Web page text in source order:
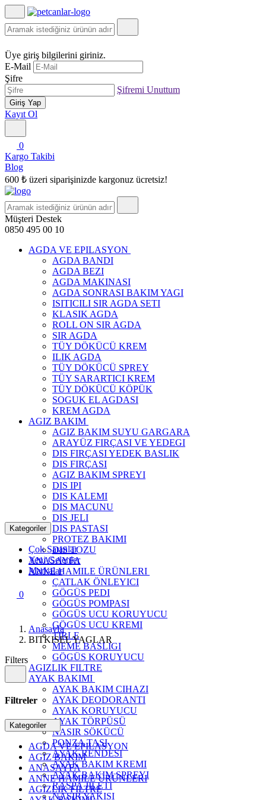
Üye giriş bilgilerini giriniz.
E-Mail
Şifre
Şifremi Unuttum
Giriş Yap
Kayıt Ol
0
Kargo Takibi
Blog
600 ₺ üzeri siparişinizde kargonuz ücretsiz!
Müşteri Destek
0850 495 00 10
AGDA VE EPILASYON
AGDA BANDI
AGDA BEZI
AGDA MAKINASI
AGDA SONRASI BAKIM YAGI
ISITICILI SIR AGDA SETI
KLASIK AGDA
ROLL ON SIR AGDA
SIR AGDA
TÜY DÖKÜCÜ KREM
ILIK AGDA
TÜY DÖKÜCÜ SPREY
TÜY SARARTICI KREM
TÜY DÖKÜCÜ KÖPÜK
SOGUK EL AGDASI
KREM AGDA
AGIZ BAKIM
AGIZ BAKIM SUYU GARGARA
ARAYÜZ FIRÇASI VE YEDEGI
DIS FIRÇASI YEDEK BASLIK
DIS FIRÇASI
AGIZ BAKIM SPREYI
DIS IPI
DIS KALEMI
DIS MACUNU
DIS JELI
DIS PASTASI
PROTEZ BAKIMI
DIS TOZU
ANASAYFA
ANNE HAMILE ÜRÜNLERI
ÇATLAK ÖNLEYICI
GÖGÜS PEDI
GÖGÜS POMPASI
GÖGÜS UCU KORUYUCU
GÖGÜS UCU KREMI
TIRLE
MEME BASLIGI
GÖGÜS KORUYUCU
AGIZLIK FILTRE
AYAK BAKIMI
AYAK BAKIM CIHAZI
AYAK DEODORANTI
AYAK KORUYUCU
AYAK TÖRPÜSÜ
NASIR SÖKÜCÜ
PONZA TASI
AYAK RENDESI
AYAK BAKIM KREMI
AYAK BAKIM SPREYI
RASPA JILETI
NASIR YAKISI
Kategoriler
Çok Satanlar
Yeni Gelenler
Markalar
0
Anasayfa
BITKISEL YAGLAR
Filters
Filtreler
Kategoriler
AGDA VE EPILASYON
AGIZ BAKIM
ANASAYFA
ANNE HAMILE ÜRÜNLERI
AGIZLIK FILTRE